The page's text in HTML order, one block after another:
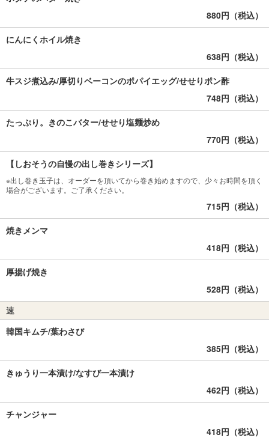
880円（税込）
にんにくホイル焼き
638円（税込）
牛スジ煮込み/厚切りベーコンのポパイエッグ/せせりポン酢
748円（税込）
たっぷり。きのこバター/せせり塩麺炒め
770円（税込）
【しおそうの自慢の出し巻きシリーズ】
※出し巻き玉子は、オーダーを頂いてから巻き始めますので、少々お時間を頂く
場合がございます。ご了承ください。
715円（税込）
焼きメンマ
418円（税込）
厚揚げ焼き
528円（税込）
速
韓国キムチ/葉わさび
385円（税込）
きゅうり一本漬け/なすび一本漬け
462円（税込）
チャンジャー
418円（税込）